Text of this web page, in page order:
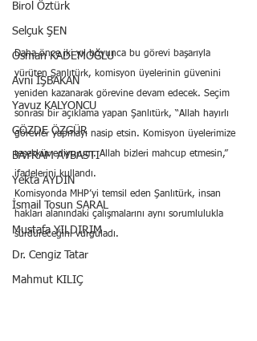
Birol Öztürk
Selçuk ŞEN
Osman KADEMOĞLU
Avni İŞBAKAN
Yavuz KALYONCU
GÖZDE ÖZGÜR
BAYRAM AYBASTI
Yekta AYDIN
İsmail Tosun SARAL
Mustafa YILDIRIM
Dr. Cengiz Tatar
Mahmut KILIÇ
Daha önce iki yıl boyunca bu görevi başarıyla
yürüten Şanlıtürk, komisyon üyelerinin güvenini
yeniden kazanarak görevine devam edecek. Seçim
sonrası bir açıklama yapan Şanlıtürk, “Allah hayırlı
görevler yapmayı nasip etsin. Komisyon üyelerimize
teşekkür ediyorum. Allah bizleri mahcup etmesin,”
ifadelerini kullandı.
Komisyonda MHP’yi temsil eden Şanlıtürk, insan
hakları alanındaki çalışmalarını aynı sorumlulukla
sürdüreceğini vurguladı.